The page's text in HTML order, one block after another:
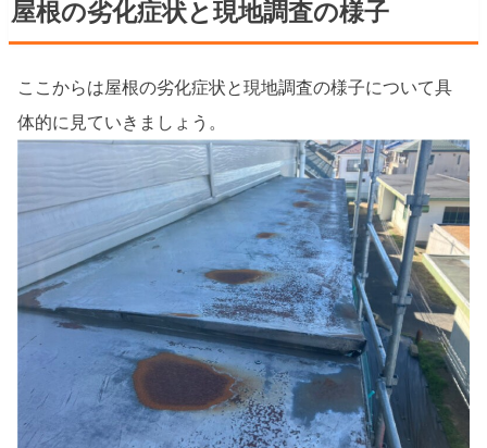
屋根の劣化症状と現地調査の様子
ここからは屋根の劣化症状と現地調査の様子について具
体的に見ていきましょう。